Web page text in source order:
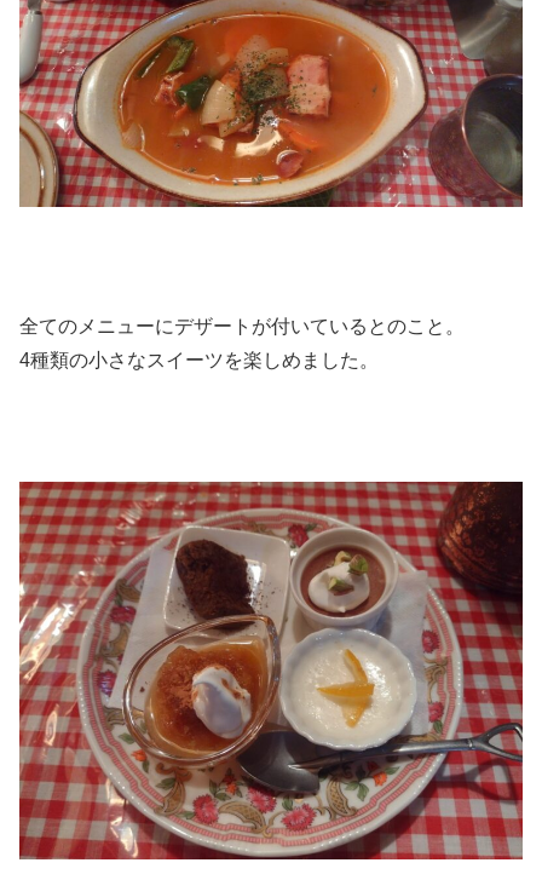
全てのメニューにデザートが付いているとのこと。
4種類の小さなスイーツを楽しめました。